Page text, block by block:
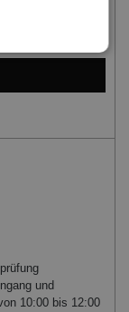
und
12:00 Uhr
und
10:00 bis 12:00